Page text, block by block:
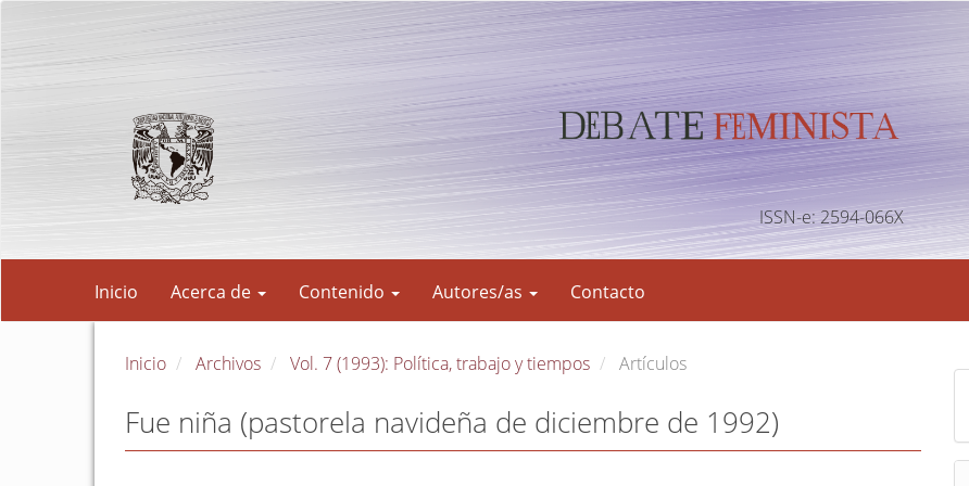
principal
ISSN-e: 2594-066X
Inicio Acerca de Contenido Autores/as Contacto
Inicio Archivos Vol. 7 (1993): Política, trabajo y tiempos Artículos
Fue niña (pastorela navideña de diciembre de 1992)
E
v
i